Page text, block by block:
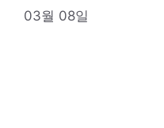
03월 08일